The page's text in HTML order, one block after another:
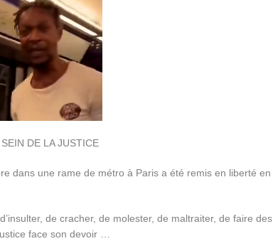
DE LA JUSTICE
dans une rame de métro à Paris a été remis en liberté en
de cracher, de molester, de maltraiter, de faire des
face son devoir …